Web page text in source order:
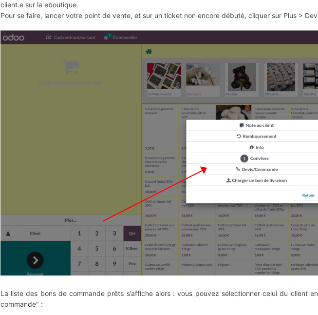
client.e sur la eboutique.
Pour se faire, lancer votre point de vente, et sur un ticket non encore débuté, cliquer sur Plus >
La liste des bons de commande prêts s’affiche alors : vous pouvez sélectionner celui du client
commande" :